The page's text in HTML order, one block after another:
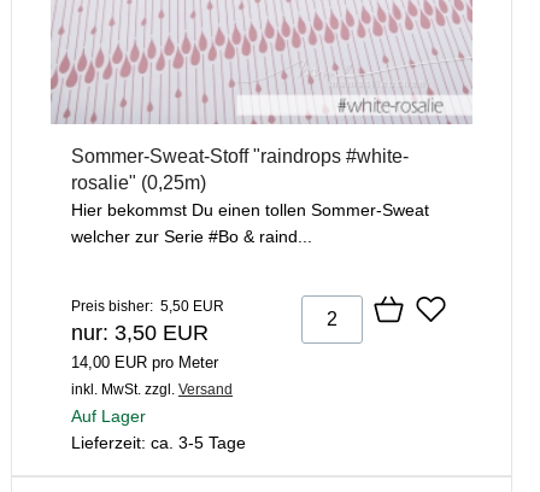
Sommer-Sweat-Stoff "raindrops #white-
rosalie" (0,25m)
Hier bekommst Du einen tollen Sommer-Sweat
welcher zur Serie #Bo & raind...
Preis bisher: 5,50 EUR
nur: 3,50 EUR
14,00 EUR pro Meter
inkl. MwSt. zzgl. Versand
Auf Lager
Lieferzeit: ca. 3-5 Tage